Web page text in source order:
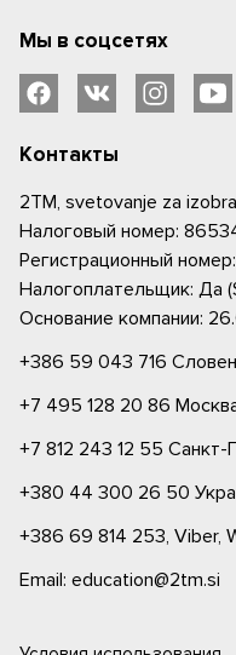
Мы в соцсетях
Контакты
2TM, svetovanje za
Налоговый номер:
Регистрационный
Налогоплательщик: Да
Основание компании:
+386 59 043 716
+7 495 128 20 86
+7 812 243 12 55 Санкт-
+380 44 300 26 50
+386 69 814 253, Viber,
Email: education@2tm.si